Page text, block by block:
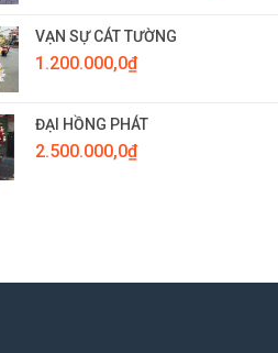
1.200.000,0₫.
VẠN SỰ CÁT TƯỜNG
1.200.000,0₫
ĐẠI HỒNG PHÁT
2.500.000,0₫